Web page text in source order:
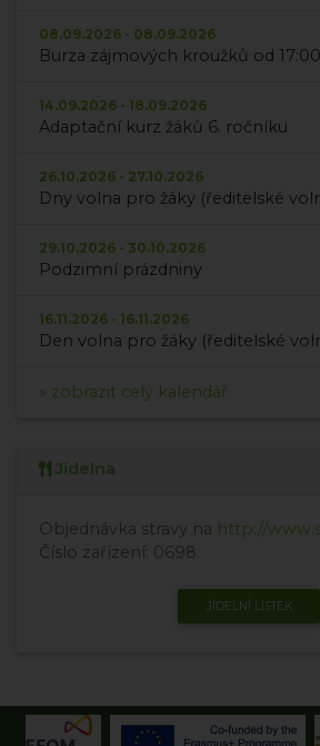
08.09.2026 - 08.09.2026
Burza zájmových kroužků od
14.09.2026 - 18.09.2026
Adaptační kurz žáků 6. ročníku
26.10.2026 - 27.10.2026
Dny volna pro žáky (ředitelské
29.10.2026 - 30.10.2026
Podzimní prázdniny
16.11.2026 - 16.11.2026
Den volna pro žáky (ředitelské
» zobrazit celý kalendář
Jídelna
Objednávka stravy na http://
Číslo zařízení: 0698.
JÍDELNÍ LÍSTEK